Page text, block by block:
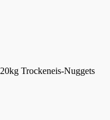
20kg Trockeneis-Nuggets